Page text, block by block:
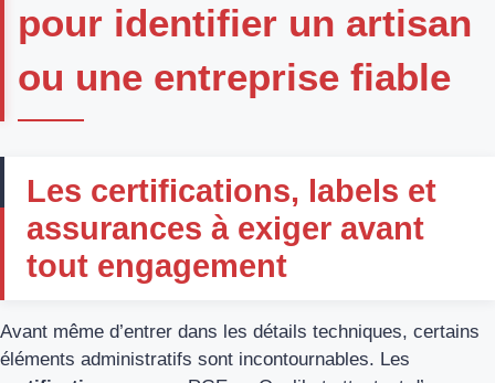
pour identifier un artisan
ou une entreprise fiable
Les certifications, labels et
assurances à exiger avant
tout engagement
Avant même d’entrer dans les détails techniques, certains
éléments administratifs sont incontournables. Les